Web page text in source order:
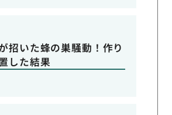
招いた蜂の巣騒動！作り
した結果